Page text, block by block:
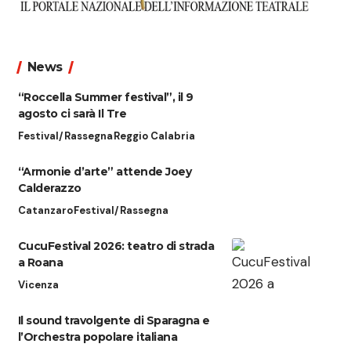
News
“Roccella Summer festival”, il 9
agosto ci sarà Il Tre
Festival/RassegnaReggio Calabria
“Armonie d’arte” attende Joey
Calderazzo
CatanzaroFestival/Rassegna
CucuFestival 2026: teatro di strada
a Roana
Vicenza
Il sound travolgente di Sparagna e
l’Orchestra popolare italiana